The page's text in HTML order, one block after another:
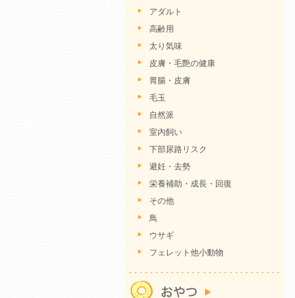
アダルト
高齢用
太り気味
皮膚・毛艶の健康
胃腸・皮膚
毛玉
自然派
室内飼い
下部尿路リスク
避妊・去勢
栄養補助・成長・回復
その他
鳥
ウサギ
フェレット他小動物